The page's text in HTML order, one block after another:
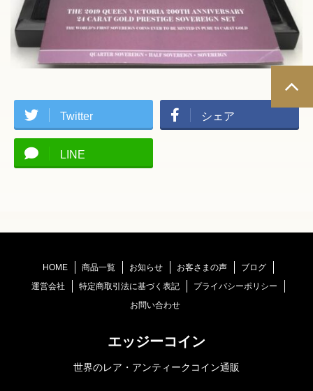
Twitter シェア
LINE
HOME 商品一覧 お知らせ お客さまの声
ブログ
運営会社
特定商取引法に基づく表記
プライバシーポリシー
お問い合わせ
エッジーコイン
世界のレア・アンティークコイン通販